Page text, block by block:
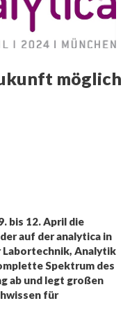
möglich
bis 12. April die
auf der analytica in
Analytik
Spektrum des
ab und legt großen
für